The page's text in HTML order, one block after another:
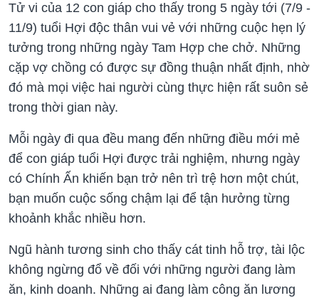
Tử vi của 12 con giáp cho thấy trong 5 ngày tới (7/9 -
11/9) tuổi Hợi độc thân vui vẻ với những cuộc hẹn lý
tưởng trong những ngày Tam Hợp che chở. Những
cặp vợ chồng có được sự đồng thuận nhất định, nhờ
đó mà mọi việc hai người cùng thực hiện rất suôn sẻ
trong thời gian này.
Mỗi ngày đi qua đều mang đến những điều mới mẻ
để con giáp tuổi Hợi được trải nghiệm, nhưng ngày
có Chính Ấn khiến bạn trở nên trì trệ hơn một chút,
bạn muốn cuộc sống chậm lại để tận hưởng từng
khoảnh khắc nhiều hơn.
Ngũ hành tương sinh cho thấy cát tinh hỗ trợ, tài lộc
không ngừng đổ về đối với những người đang làm
ăn, kinh doanh. Những ai đang làm công ăn lương